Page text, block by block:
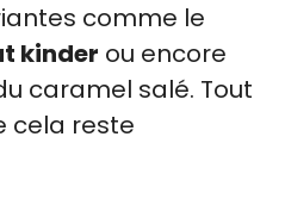
comme le
kinder ou encore
caramel salé. Tout
cela reste